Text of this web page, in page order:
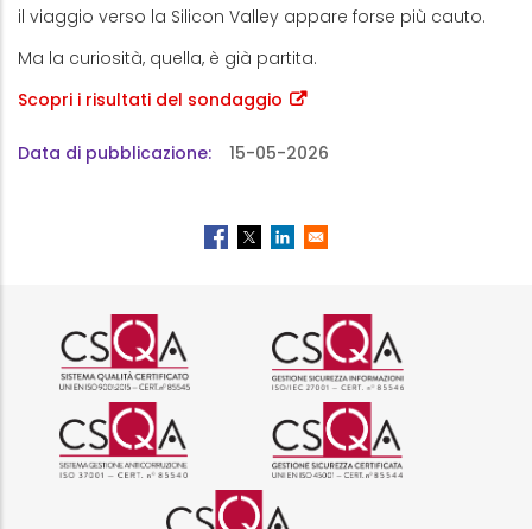
il viaggio verso la Silicon Valley appare forse più cauto.
Ma la curiosità, quella, è già partita.
Scopri i risultati del sondaggio
Data di pubblicazione 15-05-2026
Logo certificazione ISO 9001
Logo
Logo certificazione ISO 37001
Logo
Logo certificazione ISO